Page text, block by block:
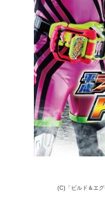
(C)「ビルド＆エ